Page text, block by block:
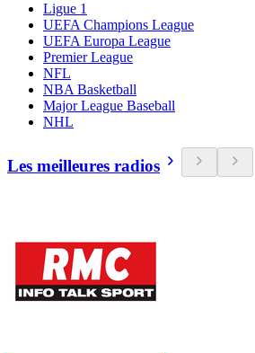
Ligue 1
UEFA Champions League
UEFA Europa League
Premier League
NFL
NBA Basketball
Major League Baseball
NHL
Les meilleures radios